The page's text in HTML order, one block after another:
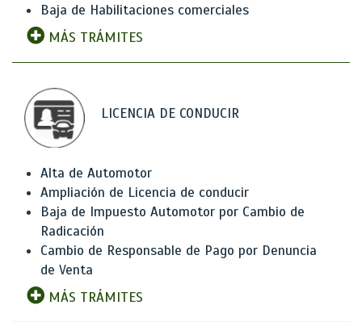
Baja de Habilitaciones comerciales
MÁS TRÁMITES
LICENCIA DE CONDUCIR
Alta de Automotor
Ampliación de Licencia de conducir
Baja de Impuesto Automotor por Cambio de
Radicación
Cambio de Responsable de Pago por Denuncia
de Venta
MÁS TRÁMITES